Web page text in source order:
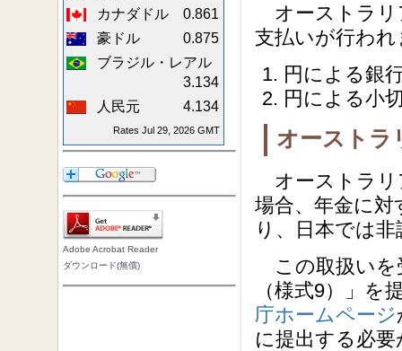
オーストラリ
支払いが行われ
円による銀
円による小
オーストラ
オーストラリ
場合、年金に
り、日本では
この取扱いを
（様式9）」を
庁ホームページ
に提出する必
カナダドル
0.861
豪ドル
0.875
ブラジル・レアル
3.134
人民元
4.134
Rates Jul 29, 2026 GMT
Adobe Acrobat Reader
ダウンロード(無償)